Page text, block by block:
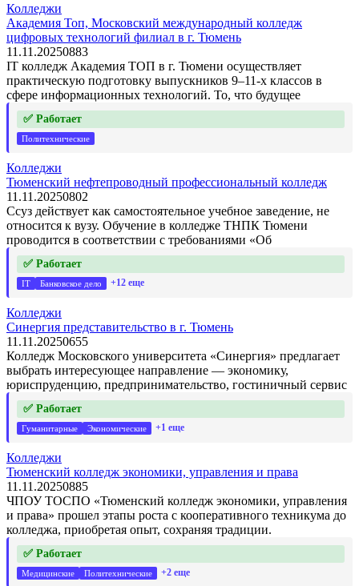
Колледжи
Академия Топ, Московский международный колледж
цифровых технологий филиал в г. Тюмень
11.11.20250883
IT колледж Академия ТОП в г. Тюмени осуществляет
практическую подготовку выпускников 9–11-х классов в
сфере информационных технологий. То, что будущее
✅ Работает
Политехнические
Колледжи
Тюменский нефтепроводный профессиональный колледж
11.11.20250802
Ссуз действует как самостоятельное учебное заведение, не
относится к вузу. Обучение в колледже ТНПК Тюмени
проводится в соответствии с требованиями «Об
✅ Работает
IT Банковское дело +12 еще
Колледжи
Синергия представительство в г. Тюмень
11.11.20250655
Колледж Московского университета «Синергия» предлагает
выбрать интересующее направление — экономику,
юриспруденцию, предпринимательство, гостиничный сервис
✅ Работает
Гуманитарные Экономические +1 еще
Колледжи
Тюменский колледж экономики, управления и права
11.11.20250885
ЧПОУ ТОСПО «Тюменский колледж экономики, управления
и права» прошел этапы роста с кооперативного техникума до
колледжа, приобретая опыт, сохраняя традиции.
✅ Работает
Медицинские Политехнические +2 еще